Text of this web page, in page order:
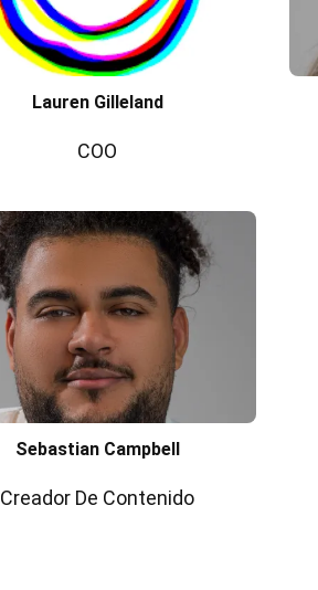
Lauren Gilleland
COO
Sebastian Campbell
Creador De Contenido